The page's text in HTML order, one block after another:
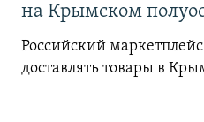
на Крымском
Российский
доставлять товары в